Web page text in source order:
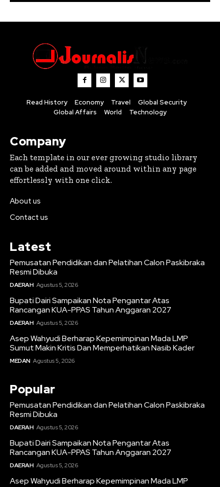
Read History Economy Travel
Global Security
Global Affairs
World Technology
Company
Each template in our ever growing studio library
can be added and moved around within any page
effortlessly with one click.
About us
Contact us
Latest
Pemusatan Pendidikan dan Pelatihan Calon Paskibraka
Resmi Dibuka
DAERAH Agustus 5, 2026
Bupati Dairi Sampaikan Nota Pengantar Atas
Rancangan KUA-PPAS Tahun Anggaran 2027
DAERAH Agustus 5, 2026
Asep Wahyudi Berharap Kepemimpinan Mada LMP
Sumut Makin Kritis Dan Memperhatikan Nasib Kader
MEDAN Agustus 5, 2026
Popular
Pemusatan Pendidikan dan Pelatihan Calon Paskibraka
Resmi Dibuka
DAERAH Agustus 5, 2026
Bupati Dairi Sampaikan Nota Pengantar Atas
Rancangan KUA-PPAS Tahun Anggaran 2027
DAERAH Agustus 5, 2026
Asep Wahyudi Berharap Kepemimpinan Mada LMP